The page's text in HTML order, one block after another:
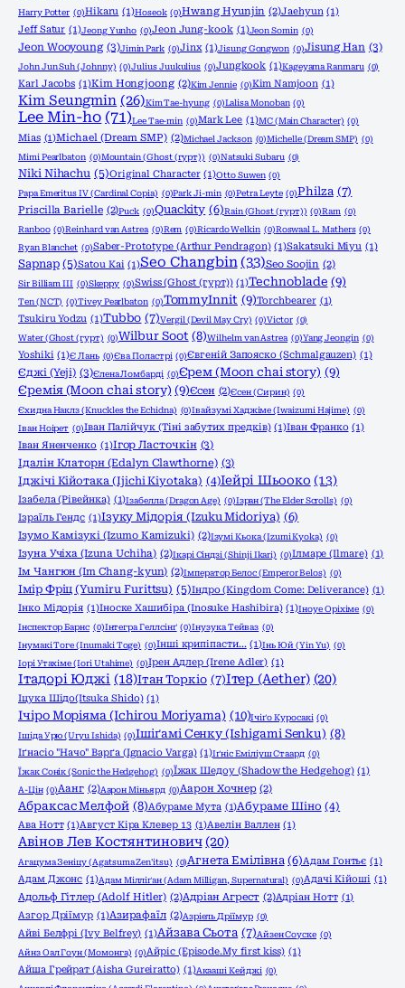
Harry Potter (0)Hikaru (1)Hoseok (0)Hwang Hyunjin (2)Jaehyun (1)
Jeff Satur (1)Jeong Yunho (0)Jeon Jung-kook (1)Jeon Somin (0)
Jeon Wooyoung (3)Jimin Park (0)Jinx (1)Jisung Gongwon (0)Jisung Han (3)
John Jun Suh (Johnny) (0)Julius Juukulius (0)Jungkook (1)Kageyama Ranmaru (0)
Karl Jacobs (1)Kim Hongjoong (2)Kim Jennie (0)Kim Namjoon (1)
Kim Seungmin (26)Kim Tae-hyung (0)Lalisa Monoban (0)
Lee Min-ho (71)Lee Tae-min (0)Mark Lee (1)MC (Main Character) (0)
Mias (1)Michael (Dream SMP) (2)Michael Jackson (0)Michelle (Dream SMP) (0)
Mimi Pearlbaton (0)Mountain (Ghost (гурт)) (0)Natsuki Subaru (0)
Niki Nihachu (5)Original Character (1)Otto Suwen (0)
Papa Emeritus IV (Cardinal Copia) (0)Park Ji-min (0)Petra Leyte (0)Philza (7)
Priscilla Barielle (2)Puck (0)Quackity (6)Rain (Ghost (гурт)) (0)Ram (0)
Ranboo (0)Reinhard van Astrea (0)Rem (0)Ricardo Welkin (0)Roswaal L. Mathers (0)
Ryan Blanchet (0)Saber-Prototype (Arthur Pendragon) (1)Sakatsuki Miyu (1)
Sapnap (5)Satou Kai (1)Seo Changbin (33)Seo Soojin (2)
Sir Billiam III (0)Skeppy (0)Swiss (Ghost (гурт)) (1)Technoblade (9)
Ten (NCT) (0)Tivey Pearlbaton (0)TommyInnit (9)Torchbearer (1)
Tsukiru Yodzu (1)Tubbo (7)Vergil (Devil May Cry) (0)Victor (0)
Water (Ghost (гурт) (0)Wilbur Soot (8)Wilhelm van Astrea (0)Yang Jeongin (0)
Yoshiki (1)Є Лань (0)Єва Поластрі (0)Євгеній Запояско (Schmalgauzen) (1)
Єджі (Yeji) (3)Єлена Ломбарді (0)Єрем (Moon chai story) (9)
Єремія (Moon chai story) (9)Єсен (2)Єсен (Сирин) (0)
Єхидна Наклз (Knuckles the Echidna) (0)Івайзумі Хаджіме (Iwaizumi Hajime) (0)
Іван Ноірет (0)Іван Палійчук (Тіні забутих предків) (1)Іван Франко (1)
Іван Яненченко (1)Ігор Ласточкін (3)
Ідалін Клаторн (Edalyn Clawthorne) (3)
Іджічі Кійотака (Ijichi Kiyotaka) (4)Іейрі Шьооко (13)
Ізабела (Рівейнка) (1)Ізабелла (Dragon Age) (0)Ізран (The Elder Scrolls) (0)
Ізраїль Гендс (1)Ізуку Мідорія (Izuku Midoriya) (6)
Ізумо Камізукі (Izumo Kamizuki) (2)Ізумі Кьока (Izumi Kyoka) (0)
Ізуна Учіха (Izuna Uchiha) (2)Ікарі Сіндзі (Shinji Ikari) (0)Ілмаре (Ilmare) (1)
Ім Чангюн (Im Chang-kyun) (2)Імператор Белос (Emperor Belos) (0)
Імір Фріц (Yumiru Furittsu) (5)Індро (Kingdom Come: Deliverance) (1)
Інко Мідорія (1)Іноске Хашибіра (Inosuke Hashibira) (1)Іноуе Оріхіме (0)
Інспектор Барнс (0)Інтегра Геллсінґ (0)Інузука Тейваз (0)
Інумакі Тоге (Inumaki Toge) (0)Інші крипіпасти... (1)Інь Юй (Yin Yu) (0)
Іорі Утахіме (Iori Utahime) (0)Ірен Адлер (Irene Adler) (1)
Ітадорі Юджі (18)Ітан Торкіо (7)Ітер (Aether) (20)
Іцука Шідо(Itsuka Shido) (1)
Ічіро Моріяма (Ichirou Moriyama) (10)Ічіґо Куросакі (0)
Ішіда Урю (Uryu Ishida) (0)Ішіґамі Сенку (Ishigami Senku) (8)
Іґнасіо "Начо" Варґа (Ignacio Varga) (1)Іґніс Еміліуш Стаард (0)
Їжак Сонік (Sonic the Hedgehog) (0)Їжак Шедоу (Shadow the Hedgehog) (1)
А-Цін (0)Аанг (2)Аарон Міньярд (0)Аарон Хочнер (2)
Абраксас Мелфой (8)Абураме Мута (1)Абураме Шіно (4)
Ава Нотт (1)Август Кіра Клевер 13 (1)Авелін Валлен (1)
Авінов Лев Костянтинович (20)
Агацума Зеніцу (Agatsuma Zen'itsu) (0)Агнета Емілівна (6)Адам Гонтьє (1)
Адам Джонс (1)Адам Мілліґан (Adam Milligan, Supernatural) (0)Адачі Кійоші (1)
Адольф Гітлер (Adolf Hitler) (2)Адріан Агрест (2)Адріан Нотт (1)
Азгор Дріїмур (1)Азирафаїл (2)Азріель Дріїмур (0)
Айві Белфрі (Ivy Belfrey) (1)Айзава Сьота (7)Айзен Соуске (0)
Айнз Оал Гоун (Момонга) (0)Айріс (Episode.My first kiss) (1)
Айша Грейрат (Aisha Gureiratto) (1)Акааші Кейджі (0)